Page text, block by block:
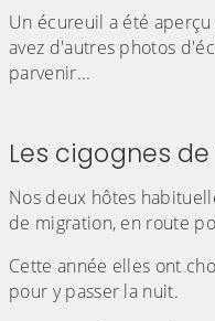
Un écureuil a été
avez d'autres photos
parvenir...
Les cigognes de
Nos deux hôtes
de migration, en route
Cette année elles ont
pour y passer la nuit.